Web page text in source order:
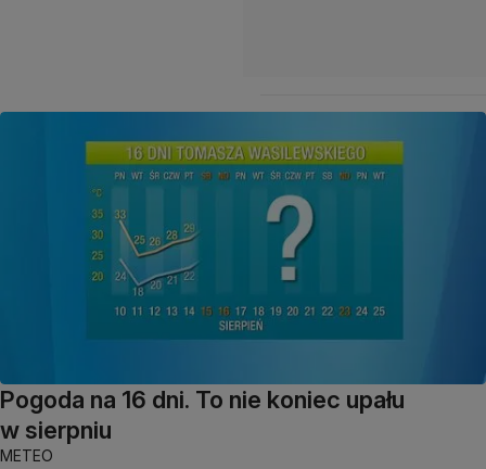
Pogoda na 16 dni. To nie koniec upału
w sierpniu
METEO